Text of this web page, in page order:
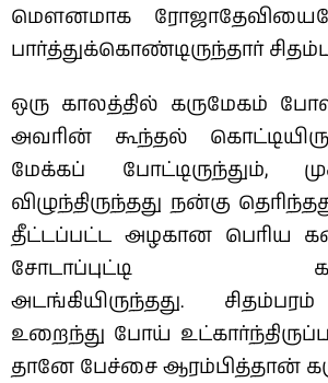
மெளனமாக‌
பார்த்துக்கொண்டிருந்தார்
ஒரு காலத்தில் கருமேகம்
அவரின் கூந்தல்
மேக்கப் போட்டிருந்தும்,
விழுந்திருந்தது நன்கு
தீட்டப்பட்ட அழகான‌ பெரிய
சோடாப்புட்டி
அடங்கியிருந்தது.
உறைந்து போய்
தானே பேச்சை ஆரம்பித்தான்